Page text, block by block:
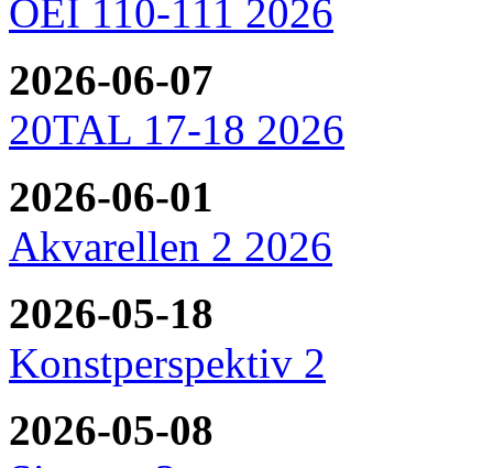
OEI 110-111 2026
2026-06-07
20TAL 17-18 2026
2026-06-01
Akvarellen 2 2026
2026-05-18
Konstperspektiv 2
2026-05-08